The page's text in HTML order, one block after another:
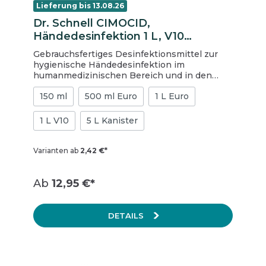
Lieferung bis 13.08.26
Dr. Schnell CIMOCID,
Händedesinfektion 1 L, V10
Spenderflasche
Gebrauchsfertiges Desinfektionsmittel zur
hygienische Händedesinfektion im
humanmedizinischen Bereich und in den
Bereichen Lebensmittel, Industrie und
öffentlichen Einrichtungen.
Produkteigenschaften HACCP konform
wirksam gegen Rotaviren und Noroviren (inkl.
HIV, HBV, HCV, Coronaviren) VAH-gelistet
Lösung Anwendung in die gereinigten und
Sekunden Einwirkungszeit einhalten
Gebrauch stets Produktinformation und
Etikett lesen. BAuA Reg.-Nr.: N-58085
150 ml 500 ml Euro 1 L Euro
1 L V10 5 L Kanister
Varianten ab 2,42 €*
Ab 12,95 €*
DETAILS